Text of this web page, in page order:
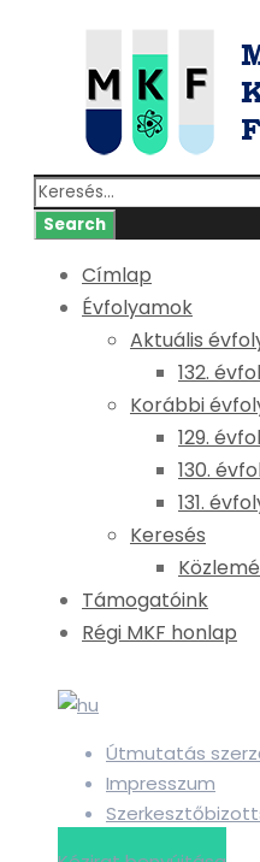
Címlap
Évfolyamok
Aktuális
132.
Korábbi
129.
130.
131.
Keresés
Támogatóink
Régi MKF honlap
Útmutatás
Impresszum